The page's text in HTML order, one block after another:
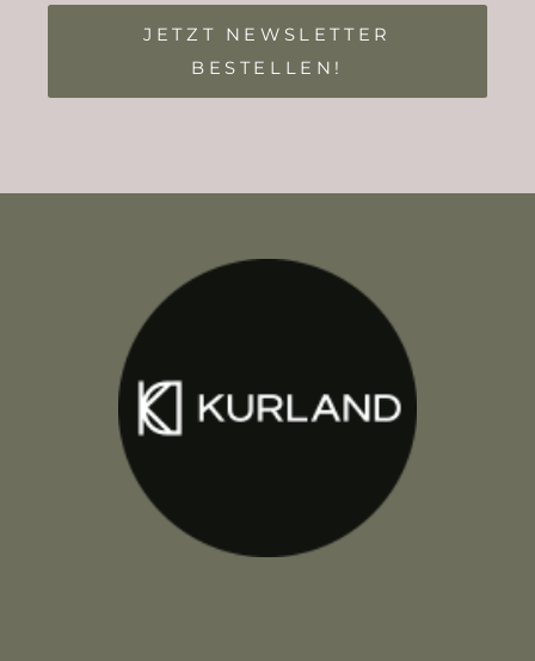
JETZT NEWSLETTER
BESTELLEN!